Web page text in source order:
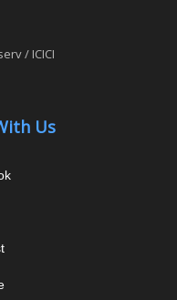
/ ICICI
Us